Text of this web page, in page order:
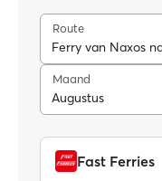
Route
Ferry van Naxos
Maand
Augustus
Fast Ferries